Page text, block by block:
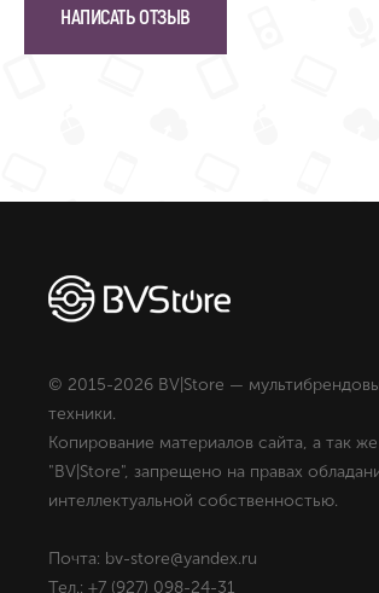
НАПИСАТЬ ОТЗЫВ
© 2015-2026 BV|Store —
техники.
Копирование материалов сайта, а так же
"BV|Store", запрещено на правах
интеллектуальной собственностью.
Почта: bv-store@yandex.ru
Тел.: +7 (927) 098-24-31